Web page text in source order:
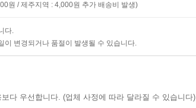
원 제주지역 : 4,000원 추가 배송비 발생)
다.
이 변경되거나 품절이 발생될 수 있습니다.
다 우선합니다. (업체 사정에 따라 달라질 수 있습니다)